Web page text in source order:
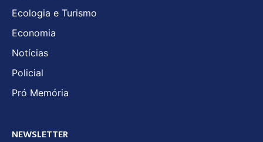
Ecologia e Turismo
Economia
Notícias
Policial
Pró Memória
NEWSLETTER